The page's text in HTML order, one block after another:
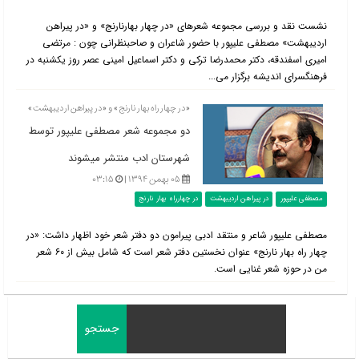
نشست نقد و بررسی مجموعه شعرهای «در چهار بهارنارنج» و «در پیراهن
اردیبهشت» مصطفی علیپور با حضور شاعران و صاحبنظرانی چون : مرتضی
امیری اسفندقه، دکتر محمدرضا ترکی و دکتر اسماعیل امینی عصر روز یکشنبه در
فرهنگسرای اندیشه برگزار می...
«در چهار راه بهار نارنج» و «در پیراهن اردیبهشت»
دو مجموعه شعر مصطفی علی‎پور توسط
شهرستان ادب منتشر می‎شوند
۰۵ بهمن ۱۳۹۴ | ۰۳:۱۵
مصطفی علیپور در پیراهن اردیبهشت در چهارراه بهار نارنج
مصطفی علیپور شاعر و منتقد ادبی پیرامون دو دفتر شعر خود اظهار داشت: «در
چهار راه بهار نارنج» عنوان نخستین دفتر شعر است که شامل بیش از ۶۰ شعر
من در حوزه شعر غنایی است.